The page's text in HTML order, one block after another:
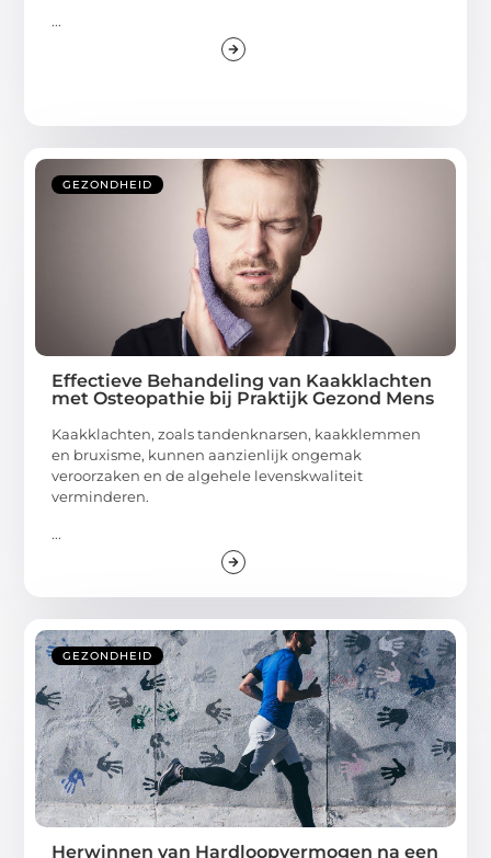
...
GEZONDHEID
Effectieve Behandeling van Kaakklachten
met Osteopathie bij Praktijk Gezond Mens
Kaakklachten, zoals tandenknarsen, kaakklemmen
en bruxisme, kunnen aanzienlijk ongemak
veroorzaken en de algehele levenskwaliteit
verminderen.
...
GEZONDHEID
Herwinnen van Hardloopvermogen na een